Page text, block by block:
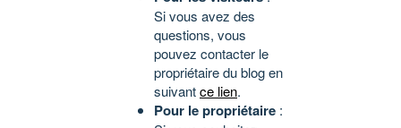
Si vous avez des
questions, vous
pouvez contacter le
propriétaire du blog en
suivantce lien.
Pour le propriétaire :